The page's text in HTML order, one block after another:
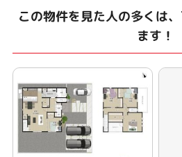
この物件を見た人の多くは
ます！